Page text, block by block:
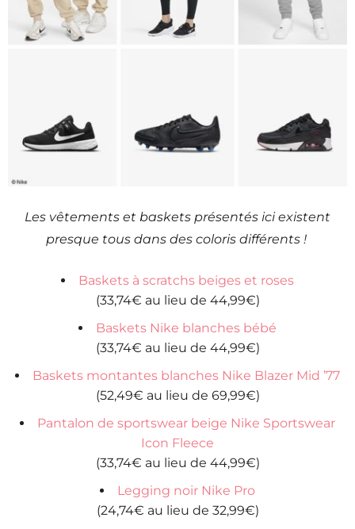
Les vêtements et baskets présentés ici existent
presque tous dans des coloris différents !
Baskets à scratchs beiges et roses
(33,74€ au lieu de 44,99€)
Baskets Nike blanches bébé
(33,74€ au lieu de 44,99€)
Baskets montantes blanches Nike Blazer Mid ’77
(52,49€ au lieu de 69,99€)
Pantalon de sportswear beige Nike Sportswear
Icon Fleece
(33,74€ au lieu de 44,99€)
Legging noir Nike Pro
(24,74€ au lieu de 32,99€)